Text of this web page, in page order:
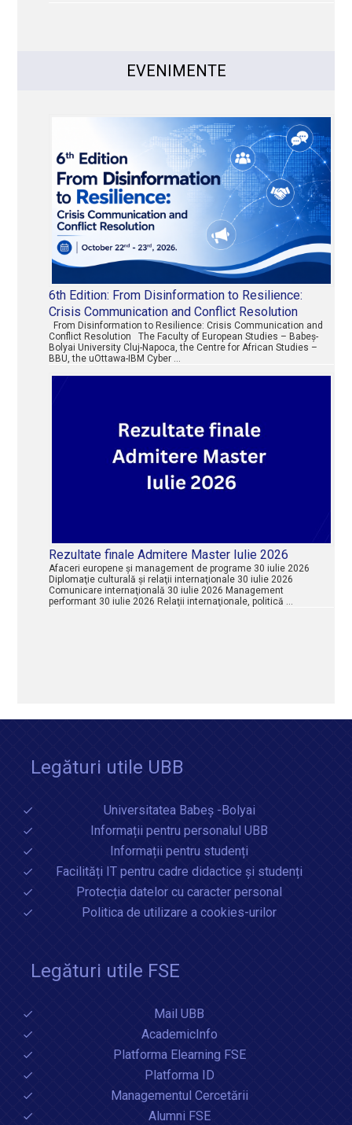
EVENIMENTE
6th Edition: From Disinformation to Resilience:
Crisis Communication and Conflict Resolution
From Disinformation to Resilience: Crisis Communication and
Conflict Resolution The Faculty of European Studies – Babeș-
Bolyai University Cluj-Napoca, the Centre for African Studies –
BBU, the uOttawa-IBM Cyber …
Rezultate finale Admitere Master Iulie 2026
Afaceri europene şi management de programe 30 iulie 2026
Diplomaţie culturală şi relaţii internaţionale 30 iulie 2026
Comunicare internaţională 30 iulie 2026 Management
performant 30 iulie 2026 Relaţii internaţionale, politică …
Legături utile UBB
Universitatea Babeș -Bolyai
Informații pentru personalul UBB
Informații pentru studenți
Facilități IT pentru cadre didactice și studenți
Protecția datelor cu caracter personal
Politica de utilizare a cookies-urilor
Legături utile FSE
Mail UBB
AcademicInfo
Platforma Elearning FSE
Platforma ID
Managementul Cercetării
Alumni FSE